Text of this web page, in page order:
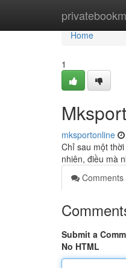
Home
Home
1
mksportonline
Chỉ sau một
nhiên, điều mà
Comments
Submit a
No HTML